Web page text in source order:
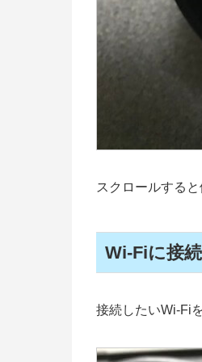
スクロールする
Wi-Fiに接続
接続したいWi-Fi